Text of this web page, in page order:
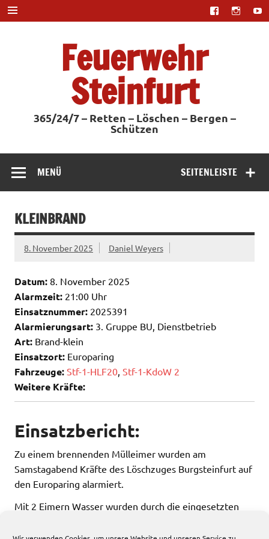
Zum
Inhalt
springen
Feuerwehr
Steinfurt
365/24/7 – Retten – Löschen – Bergen –
Schützen
SEITENLEISTE
MENÜ
KLEINBRAND
8. November 2025 Daniel Weyers
Datum: 8. November 2025
Alarmzeit: 21:00 Uhr
Einsatznummer: 2025391
Alarmierungsart: 3. Gruppe BU, Dienstbetrieb
Art: Brand-klein
Einsatzort: Europaring
Fahrzeuge: Stf-1-HLF20 Stf-1-KdoW 2
Weitere Kräfte:
Einsatzbericht:
Zu einem brennenden Mülleimer wurden am
Samstagabend Kräfte des Löschzuges Burgsteinfurt auf
den Europaring alarmiert.
Mit 2 Eimern Wasser wurden durch die eingesetzten